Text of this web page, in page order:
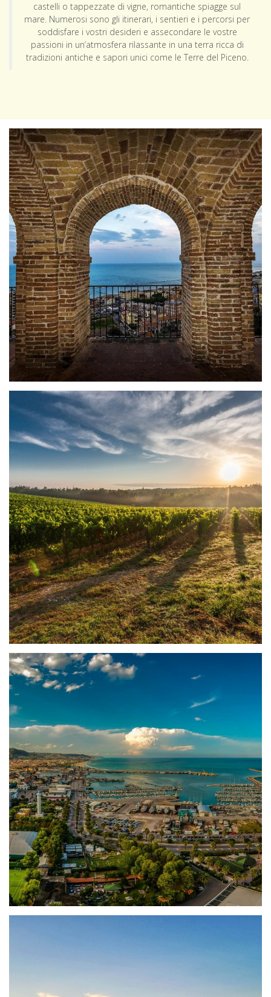
castelli o tappezzate di vigne, romantiche spiagge sul
mare. Numerosi sono gli itinerari, i sentieri e i percorsi per
soddisfare i vostri desideri e assecondare le vostre
passioni in un’atmosfera rilassante in una terra ricca di
tradizioni antiche e sapori unici come le Terre del Piceno.